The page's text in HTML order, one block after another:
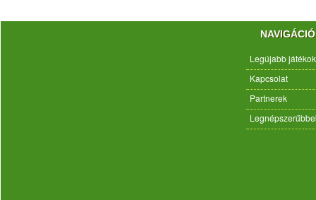
Legújabb játékok
Kapcsolat
Partnerek